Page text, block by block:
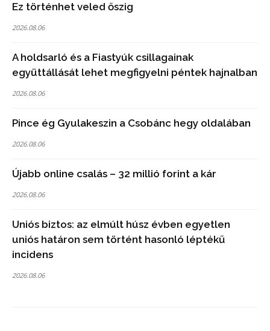
Ez történhet veled őszig
2026.08.06
A holdsarló és a Fiastyúk csillagainak
együttállását lehet megfigyelni péntek hajnalban
2026.08.06
Pince ég Gyulakeszin a Csobánc hegy oldalában
2026.08.06
Újabb online csalás – 32 millió forint a kár
2026.08.06
Uniós biztos: az elmúlt húsz évben egyetlen
uniós határon sem történt hasonló léptékű
incidens
2026.08.06